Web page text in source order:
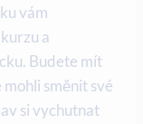
vám
a
Budete mít
směnit své
si vychutnat